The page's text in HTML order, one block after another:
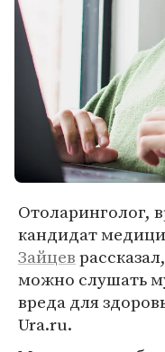
Отоларинголог,
кандидат
Зайцев
можно слушать
вреда для
Ura.ru.